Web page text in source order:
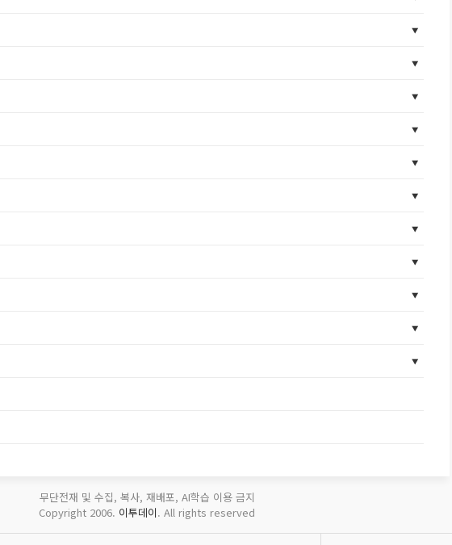
무단전재 및 수집, 복사, 재배포, AI학습 이용 금지
Copyright 2006. 이투데이. All rights reserved